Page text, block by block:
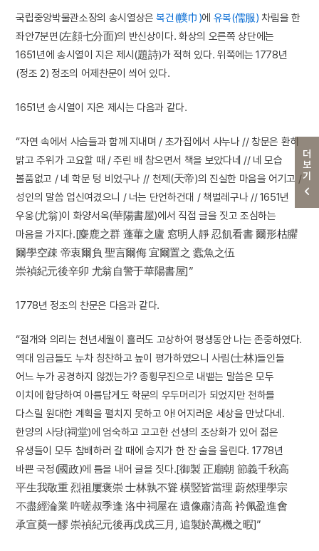
더보기
국립중앙박물관소장의 송시열상은복건(幞巾)에 유복(儒服) 차림을 한
좌안7분면(左顔七分面)의 반신상이다. 화상의 오른쪽 상단에는
1651년에 송시열이 지은 제시(題詩)가 적혀 있다. 위쪽에는 1778년
(정조 2) 정조의 어제찬문이 씌어 있다.
1651년 송시열이 지은 제시는 다음과 같다.
“자연 속에서 사슴들과 함께 지내며 / 초가집에서 사누나 // 창문은 환히
밝고 주위가 고요할 때 / 주린 배 참으면서 책을 보았다네 // 네 모습
볼품없고 / 네 학문 텅 비었구나 // 천제(天帝)의 진실한 마음을 어기고 /
성인의 말씀 업신여겼으니 / 너는 단언하건대 / 책벌레구나 // 1651년
우옹(尤翁)이 화양서옥(華陽書屋)에서 직접 글을 짓고 조심하는
마음을 가지다.[麋鹿之群 蓬蓽之廬 窓明人靜 忍飢看書 爾形枯臞
爾學空疎 帝衷爾負 聖言爾侮 宜爾置之 蠹魚之伍
崇禎紀元後辛卯 尤翁自警于華陽書屋]”
1778년 정조의 찬문은 다음과 같다.
“절개와 의리는 천년세월이 흘러도 고상하여 평생동안 나는 존중하였다.
역대 임금들도 누차 칭찬하고 높이 평가하였으니 사림(士林)들인들
어느 누가 공경하지 않겠는가? 종횡무진으로 내뱉는 말씀은 모두
이치에 합당하여 아름답게도 학문의 우두머리가 되었지만 천하를
다스릴 원대한 계획을 펼치지 못하고 아! 어지러운 세상을 만났다네.
한양의 사당(祠堂)에 엄숙하고 고고한 선생의 초상화가 있어 젊은
유생들이 모두 참배하러 갈 때에 승지가 한 잔 술을 올린다. 1778년
바쁜 국정(國政)에 틈을 내어 글을 짓다.[御製 正廟朝 節義千秋高
平生我敬重 烈祖屢褒崇 士林孰不聳 橫竪皆當理 蔚然理學宗
不盡經淪業 吘嗟叔季逢 洛中祠屋在 遺像肅淸高 衿佩盈進會
承宣奠一醪 崇禎紀元後再戊戌三月, 追製於萬機之暇]”